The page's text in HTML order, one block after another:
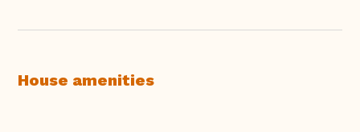
House amenities